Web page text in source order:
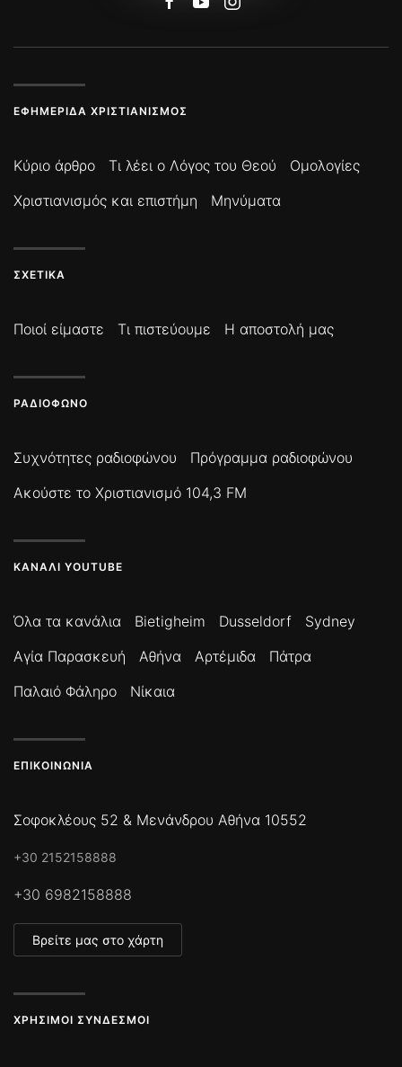
ΕΦΗΜΕΡΊΔΑ ΧΡΙΣΤΙΑΝΙΣΜΌΣ
Κύριο άρθρο Τι λέει ο Λόγος του Θεού
Ομολογίες
Χριστιανισμός και επιστήμη
Μηνύματα
ΣΧΕΤΙΚΆ
Ποιοί είμαστε Τι πιστεύουμε Η αποστολή μας
ΡΑΔΙΌΦΩΝΟ
Συχνότητες ραδιοφώνου
Πρόγραμμα ραδιοφώνου
Ακούστε το Χριστιανισμό 104,3 FM
ΚΑΝΆΛΙ YOUTUBE
Όλα τα κανάλια Bietigheim Dusseldorf
Sydney
Αγία Παρασκευή
Αθήνα Αρτέμιδα
Πάτρα
Παλαιό Φάληρο
Νίκαια
ΕΠΙΚΟΙΝΩΝΊΑ
Σοφοκλέους 52 & Μενάνδρου Αθήνα 10552
+30 2152158888
+30 6982158888
Βρείτε μας στο χάρτη
ΧΡΉΣΙΜΟΙ ΣΎΝΔΕΣΜΟΙ